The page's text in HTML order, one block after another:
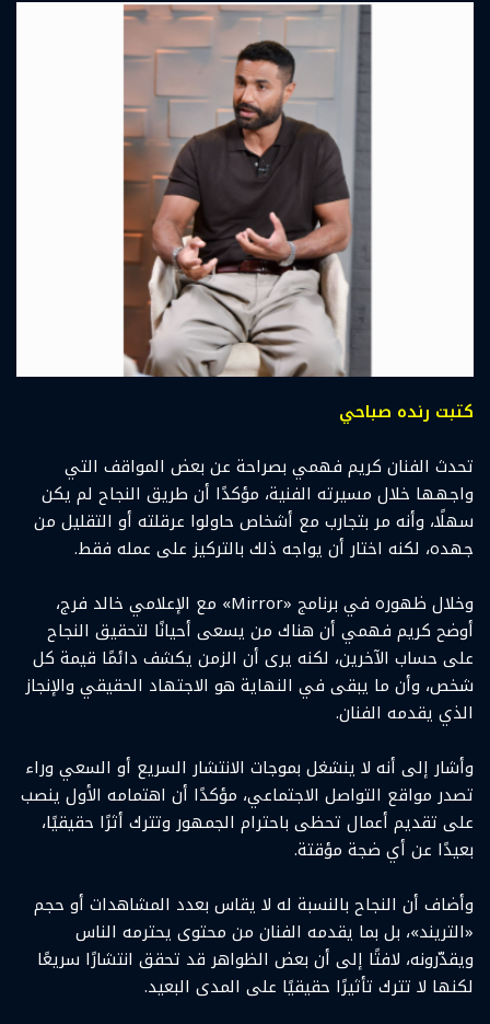
كتبت رنده صباحي
تحدث الفنان كريم فهمي بصراحة عن بعض المواقف التي
واجهها خلال مسيرته الفنية، مؤكدًا أن طريق النجاح لم يكن
سهلًا، وأنه مر بتجارب مع أشخاص حاولوا عرقلته أو التقليل من
جهده، لكنه اختار أن يواجه ذلك بالتركيز على عمله فقط.
وخلال ظهوره في برنامج «Mirror» مع الإعلامي خالد فرج،
أوضح كريم فهمي أن هناك من يسعى أحيانًا لتحقيق النجاح
على حساب الآخرين، لكنه يرى أن الزمن يكشف دائمًا قيمة كل
شخص، وأن ما يبقى في النهاية هو الاجتهاد الحقيقي والإنجاز
الذي يقدمه الفنان.
وأشار إلى أنه لا ينشغل بموجات الانتشار السريع أو السعي وراء
تصدر مواقع التواصل الاجتماعي، مؤكدًا أن اهتمامه الأول ينصب
على تقديم أعمال تحظى باحترام الجمهور وتترك أثرًا حقيقيًا،
بعيدًا عن أي ضجة مؤقتة.
وأضاف أن النجاح بالنسبة له لا يقاس بعدد المشاهدات أو حجم
«التريند»، بل بما يقدمه الفنان من محتوى يحترمه الناس
ويقدّرونه، لافتًا إلى أن بعض الظواهر قد تحقق انتشارًا سريعًا
لكنها لا تترك تأثيرًا حقيقيًا على المدى البعيد.